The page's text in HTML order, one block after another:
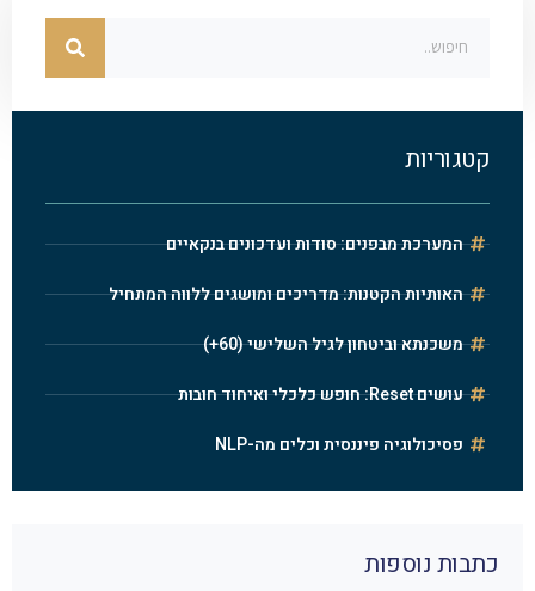
קטגוריות
המערכת מבפנים: סודות ועדכונים בנקאיים
האותיות הקטנות: מדריכים ומושגים ללווה המתחיל
משכנתא וביטחון לגיל השלישי (60+)
עושים Reset: חופש כלכלי ואיחוד חובות
פסיכולוגיה פיננסית וכלים מה-NLP
כתבות נוספות